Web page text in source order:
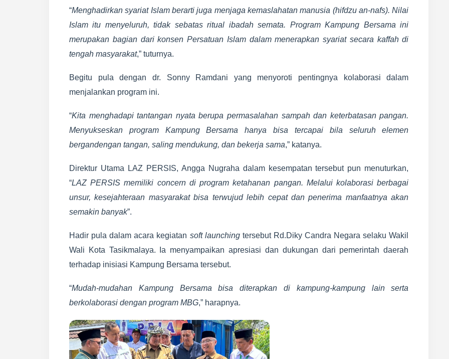
“Menghadirkan syariat Islam berarti juga menjaga kemaslahatan manusia (hifdzu an-nafs). Nilai
Islam itu menyeluruh, tidak sebatas ritual ibadah semata. Program Kampung Bersama ini
merupakan bagian dari konsen Persatuan Islam dalam menerapkan syariat secara kaffah di
tengah masyarakat,” tuturnya.
Begitu pula dengan dr. Sonny Ramdani yang menyoroti pentingnya kolaborasi dalam
menjalankan program ini.
“Kita menghadapi tantangan nyata berupa permasalahan sampah dan keterbatasan pangan.
Menyukseskan program Kampung Bersama hanya bisa tercapai bila seluruh elemen
bergandengan tangan, saling mendukung, dan bekerja sama,” katanya.
Direktur Utama LAZ PERSIS, Angga Nugraha dalam kesempatan tersebut pun menuturkan,
“LAZ PERSIS memiliki concern di program ketahanan pangan. Melalui kolaborasi berbagai
unsur, kesejahteraan masyarakat bisa terwujud lebih cepat dan penerima manfaatnya akan
semakin banyak”.
Hadir pula dalam acara kegiatan soft launchingtersebut Rd.Diky Candra Negara selaku Wakil
Wali Kota Tasikmalaya. Ia menyampaikan apresiasi dan dukungan dari pemerintah daerah
terhadap inisiasi Kampung Bersama tersebut.
“Mudah-mudahan Kampung Bersama bisa diterapkan di kampung-kampung lain serta
berkolaborasi dengan program MBG,” harapnya.